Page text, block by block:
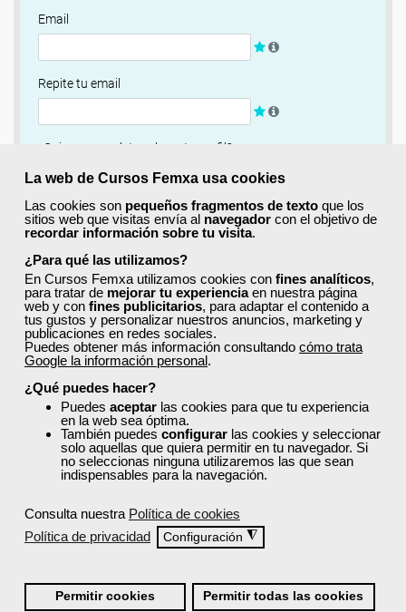
La web de Cursos Femxa usa cookies
Las cookies son pequeños fragmentos de texto que los
sitios web que visitas envía al navegador con el objetivo de
recordar información sobre tu visita.
¿Para qué las utilizamos?
En Cursos Femxa utilizamos cookies con fines analíticos,
para tratar de mejorar tu experienciaen nuestra página
web y con fines publicitarios, para adaptar el contenido a
tus gustos y personalizar nuestros anuncios, marketing y
publicaciones en redes sociales.
Puedes obtener más información consultando cómo trata
Google la información personal.
¿Qué puedes hacer?
Puedes aceptar las cookies para que tu experiencia
en la web sea óptima.
También puedes configurar las cookies y seleccionar
solo aquellas que quiera permitir en tu navegador. Si
no seleccionas ninguna utilizaremos las que sean
indispensables para la navegación.
Consulta nuestra Política de cookies
Política de privacidad
Configuración ◮
Permitir cookies Permitir todas las cookies
Email
Repite tu email
¿Quieres completar ahora tu perfil?
Si
No, completaré mi perfil más adelante
Newsletter
Si, quiero recibir información sobre cursos, ofertas
exclusivas y recursos para el aprendizaje.
Términos y condiciones
He leído y acepto la Política de Privacidad
Registrarse
Quiénes Somos:
Especialistas en consultoría y formación para el empleo
Nuestro objetivo diario es, única y exclusivamente, ayudarte a
conseguir tus metas profesionales ofreciéndote los mejores